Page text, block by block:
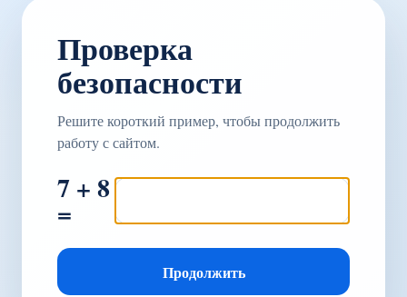
Проверка
безопасности
Решите короткий пример, чтобы продолжить
работу с сайтом.
7 + 8
=
Продолжить